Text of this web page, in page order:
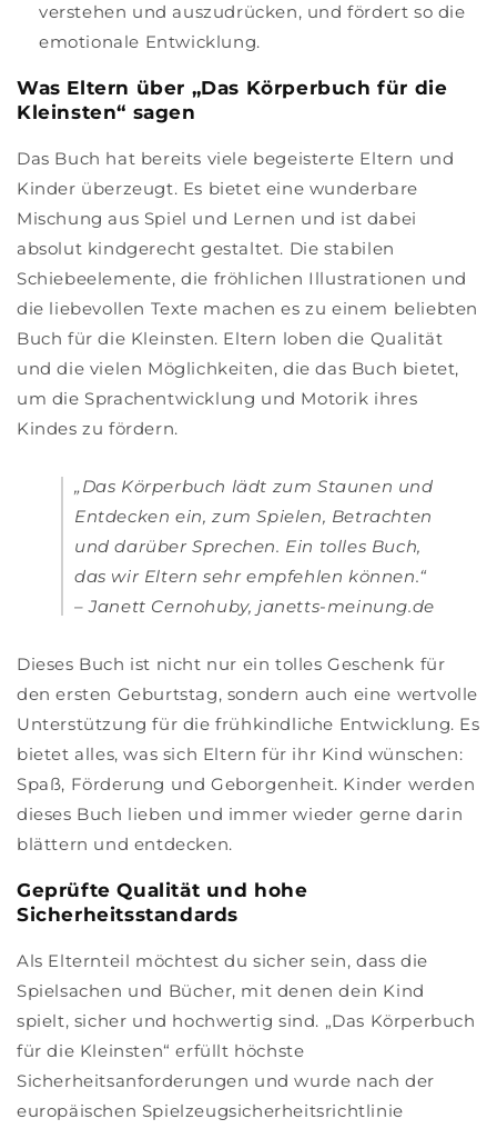
verstehen und auszudrücken, und fördert so die
emotionale Entwicklung.
Was Eltern über „Das Körperbuch für die
Kleinsten“ sagen
Das Buch hat bereits viele begeisterte Eltern und
Kinder überzeugt. Es bietet eine wunderbare
Mischung aus Spiel und Lernen und ist dabei
absolut kindgerecht gestaltet. Die stabilen
Schiebeelemente, die fröhlichen Illustrationen und
die liebevollen Texte machen es zu einem beliebten
Buch für die Kleinsten. Eltern loben die Qualität
und die vielen Möglichkeiten, die das Buch bietet,
um die Sprachentwicklung und Motorik ihres
Kindes zu fördern.
„Das Körperbuch lädt zum Staunen und
Entdecken ein, zum Spielen, Betrachten
und darüber Sprechen. Ein tolles Buch,
das wir Eltern sehr empfehlen können.“
– Janett Cernohuby, janetts-meinung.de
Dieses Buch ist nicht nur ein tolles Geschenk für
den ersten Geburtstag, sondern auch eine wertvolle
Unterstützung für die frühkindliche Entwicklung. Es
bietet alles, was sich Eltern für ihr Kind wünschen:
Spaß, Förderung und Geborgenheit. Kinder werden
dieses Buch lieben und immer wieder gerne darin
blättern und entdecken.
Geprüfte Qualität und hohe
Sicherheitsstandards
Als Elternteil möchtest du sicher sein, dass die
Spielsachen und Bücher, mit denen dein Kind
spielt, sicher und hochwertig sind. „Das Körperbuch
für die Kleinsten“ erfüllt höchste
Sicherheitsanforderungen und wurde nach der
europäischen Spielzeugsicherheitsrichtlinie